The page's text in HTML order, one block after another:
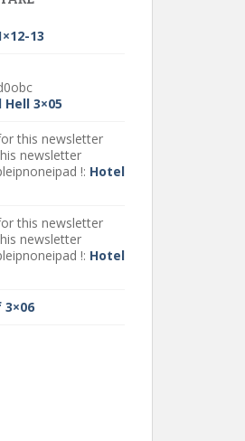
13
3×05
this newsletter
newsletter
!: Hotel
this newsletter
newsletter
!: Hotel